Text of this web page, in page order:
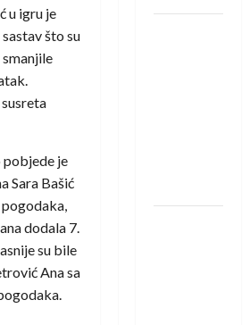
u igru je
što su
pobjede je
Sara Bašić
dodala 7.
su bile
Ana sa